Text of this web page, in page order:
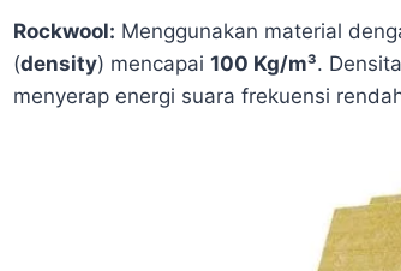
Rockwool: Menggunakan material
(density) mencapai 100 Kg/m³.
menyerap energi suara frekuensi